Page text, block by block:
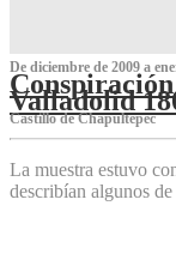
De diciembre de 2009 a
Valladolid
Castillo de Chapultepec
La muestra estuvo
describían algunos